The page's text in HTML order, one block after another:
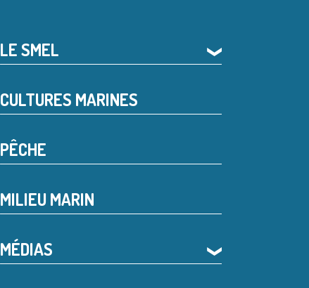
LE SMEL ❯
CULTURES MARINES
PÊCHE
MILIEU MARIN
MÉDIAS ❯